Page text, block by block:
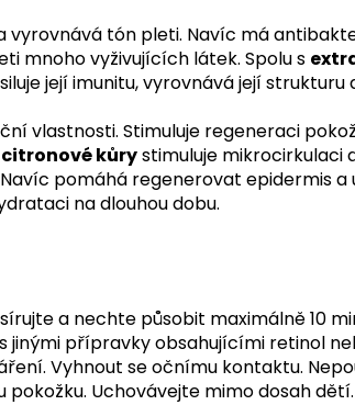
vyrovnává tón pleti. Navíc má
mnoho vyživujících látek. Spolu s
její imunitu, vyrovnává její
vlastnosti. Stimuluje regeneraci
citronové kůrystimuluje mikrocirkulaci
pomáhá regenerovat epidermis a
na dlouhou dobu.
a nechte působit maximálně 10
jinými přípravky obsahujícími retinol
Vyhnout se očnímu kontaktu.
Uchovávejte mimo dosah